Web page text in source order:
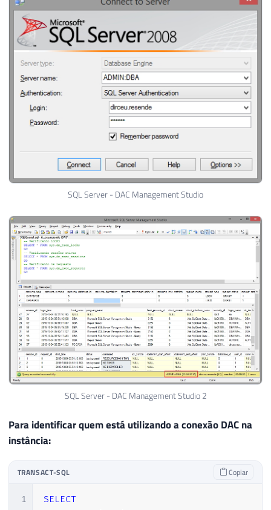
SQL Server - DAC Management Studio
SQL Server - DAC Management Studio 2
Para identificar quem está utilizando a conexão DAC na
instância:
TRANSACT-SQL Copiar
1
SELECT